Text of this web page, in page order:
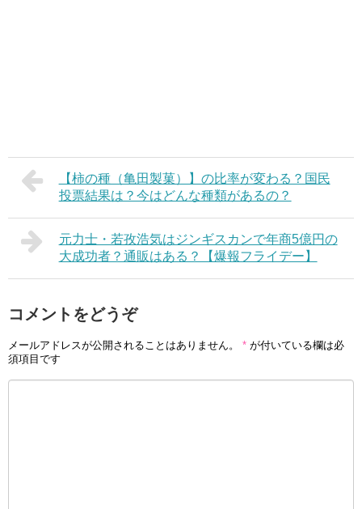
【柿の種（亀田製菓）】の比率が変わる？国民
投票結果は？今はどんな種類があるの？
元力士・若孜浩気はジンギスカンで年商5億円の
大成功者？通販はある？【爆報フライデー】
コメントをどうぞ
メールアドレスが公開されることはありません。 * が付いている欄は必
須項目です